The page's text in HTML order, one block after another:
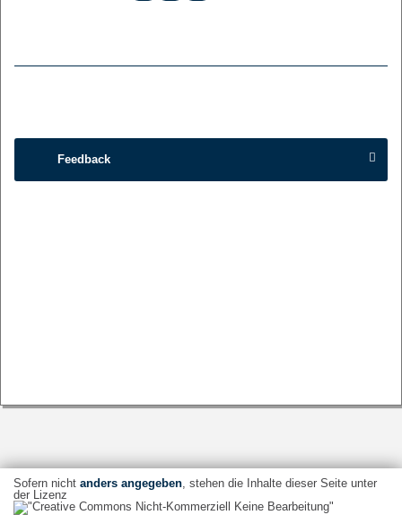
Feedback
Sofern nicht anders angegeben, stehen die Inhalte dieser Seite unter
der Lizenz